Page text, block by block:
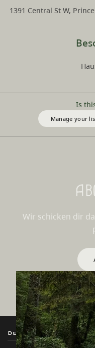
Is
Manage your
1391 Central St W,
Wir schicken dir
Destination BC